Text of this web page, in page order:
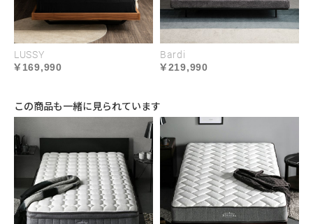
LUSSY
169,990
Bardi
219,990
この商品も一緒に見られています